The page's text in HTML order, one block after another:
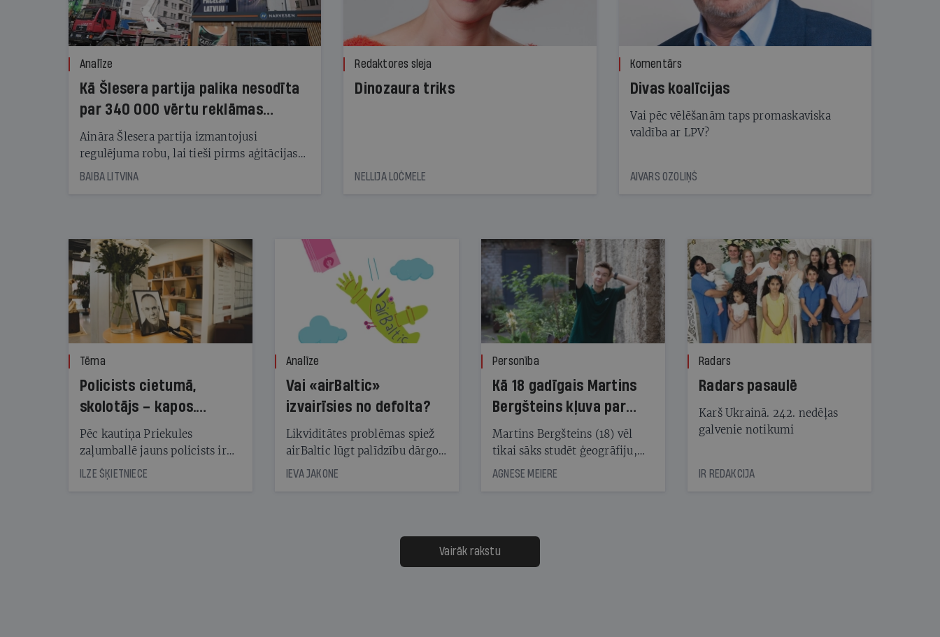
Analīze
Kā Šlesera partija palika nesodīta
par 340 000 vērtu reklāmas
kampaņu
Aināra Šlesera partija izmantojusi
regulējuma robu, lai tieši pirms aģitācijas
starta izreklamētos par summu, kas
BAIBA LITVINA
Redaktores sleja
Dinozaura triks
NELLIJA LOČMELE
Komentārs
Divas koalīcijas
Vai pēc vēlēšanām taps promaskaviska
valdība ar LPV?
AIVARS OZOLIŅŠ
Tēma
Policists cietumā,
skolotājs – kapos.
Reibuma cena Priekulē
Pēc kautiņa Priekules
zaļumballē jauns policists ir
nonācis cietumā, bet
cienījams pedagogs — kapos.
ILZE ŠĶIETNIECE
Analīze
Vai «airBaltic»
izvairīsies no defolta?
Likviditātes problēmas spiež
airBaltic lūgt palīdzību dārgo
obligāciju turētājiem, taču
samaksāt augstos procentus,
kas jāpārskaita jau trīs dienas
pirms nākamās sapulces
IEVA JAKONE
Personība
Kā 18 gadīgais Martins
Bergšteins kļuva par
laika ziņu seju?
Martins Bergšteins (18) vēl
tikai sāks studēt ģeogrāfiju,
bet viņa sacītajam jau uzticas
uzcītīga darba, mammas
atbalsts un drosme turpināt
meteovērojumus arī tad, kad
AGNESE MEIERE
Radars
Radars pasaulē
Karš Ukrainā. 242. nedēļas
galvenie notikumi
IR REDAKCIJA
Vairāk rakstu